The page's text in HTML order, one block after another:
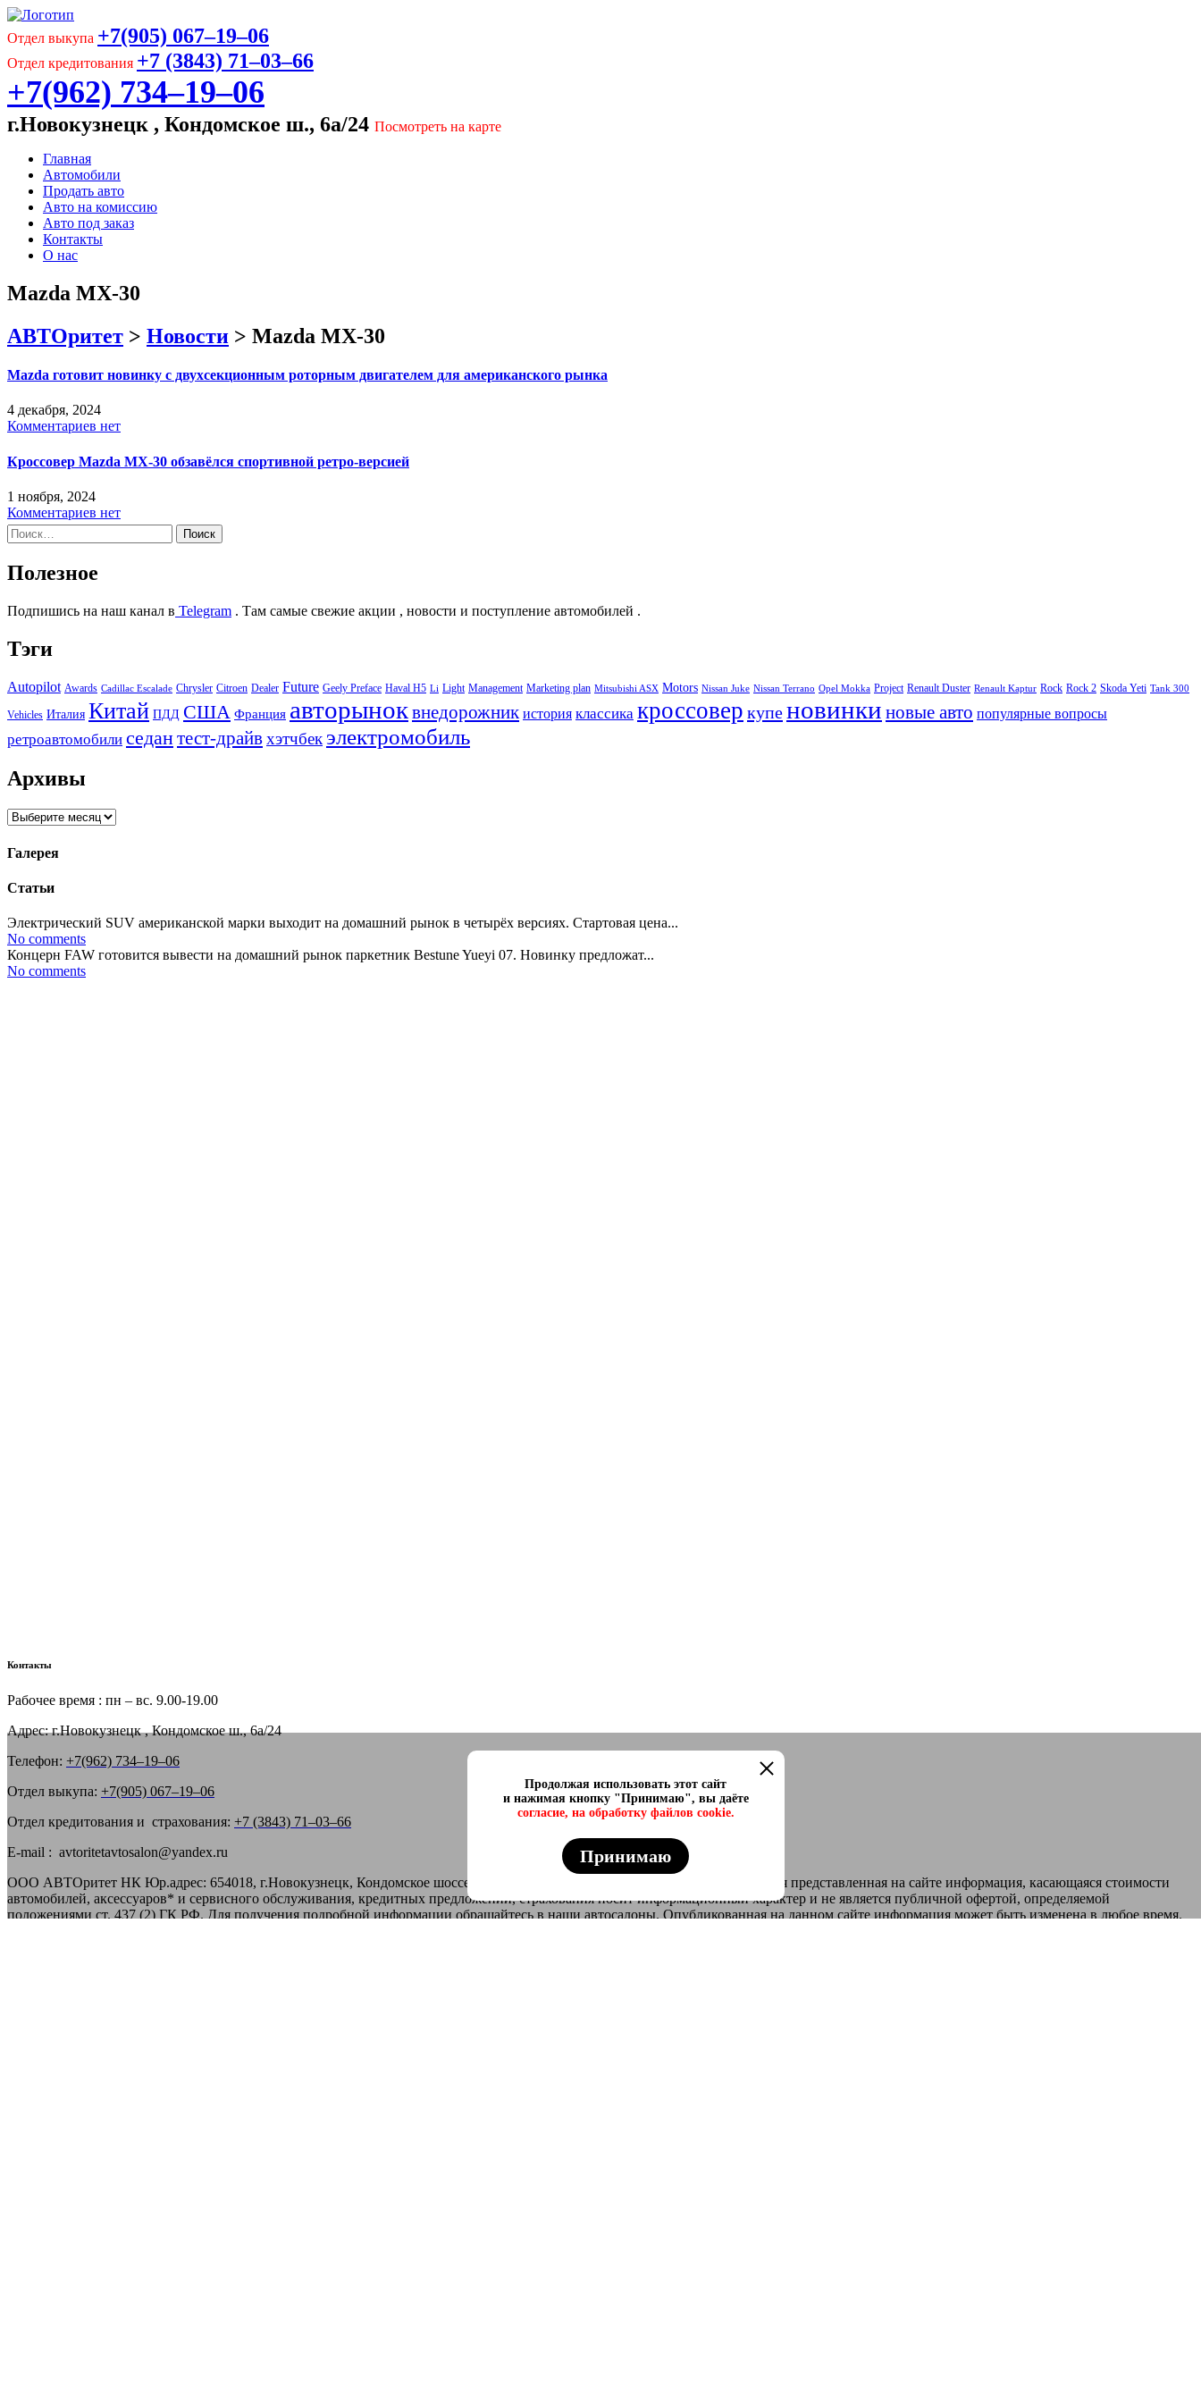
Отдел выкупа +7(905) 067‒19‒06
Отдел кредитования +7 (3843) 71‒03‒66
+7(962) 734‒19‒06
г.Новокузнецк , Кондомское ш., 6а/24 Посмотреть на карте
Главная
Автомобили
Продать авто
Авто на комиссию
Авто под заказ
Контакты
О нас
Mazda MX-30
АВТОритет > Новости > Mazda MX-30
Mazda готовит новинку с двухсекционным роторным двигателем для американского рынка
4 декабря, 2024
Комментариев нет
Кроссовер Mazda MX-30 обзавёлся спортивной ретро-версией
1 ноября, 2024
Комментариев нет
Найти:
Полезное
Подпишись на наш канал в Telegram . Там самые свежие акции , новости и поступление автомобилей .
Тэги
Autopilot Awards Cadillac Escalade Chrysler Citroen Dealer Future Geely Preface Haval H5 Li Light Management Marketing plan Mitsubishi ASX Motors Nissan Juke Nissan Terrano Opel Mokka Project Renault Duster Renault Kaptur Rock Rock 2 Skoda Yeti Tank 300
Vehicles Италия Китай ПДД США Франция авторыноквнедорожник история классика кроссовер купеновинки новые авто популярные вопросы
ретроавтомобили седантест-драйвхэтчбек электромобиль
Архивы
Архивы
Галерея
Статьи
Электрический SUV американской марки выходит на домашний рынок в четырёх версиях. Стартовая цена...
No comments
Концерн FAW готовится вывести на домашний рынок паркетник Bestune Yueyi 07. Новинку предложат...
No comments
Контакты
Рабочее время : пн – вс. 9.00-19.00
Адрес: г.Новокузнецк , Кондомское ш., 6а/24
Телефон: +7(962) 734‒19‒06
Отдел выкупа: +7(905) 067‒19‒06
Отдел кредитования и страхования: +7 (3843) 71‒03‒66
E-mail : avtoritetavtosalon@yandex.ru
ООО АВТОритет НК Юр.адрес: 654018, г.Новокузнецк, Кондомское шоссе, 6А/24 ИНН 4221027449 ОГРН 1094221001038 Вся представленная на сайте информация, касающаяся стоимости
автомобилей, аксессуаров* и сервисного обслуживания, кредитных предложений, страхования носит информационный характер и не является публичной офертой, определяемой
положениями ст. 437 (2) ГК РФ. Для получения подробной информации обращайтесь в наши автосалоны. Опубликованная на данном сайте информация может быть изменена в любое время.
Продолжая использовать этот сайт
и нажимая кнопку "Принимаю", вы даёте
согласие, на обработку файлов cookie.
Принимаю